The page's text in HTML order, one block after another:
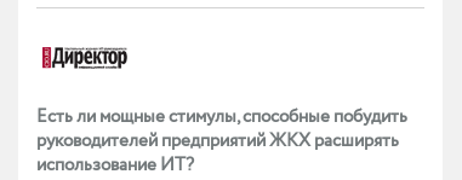
Есть ли мощные стимулы, способные побудить
руководителей предприятий ЖКХ расширять
использование ИТ?